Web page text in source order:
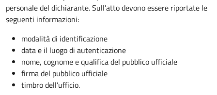
personale del dichiarante. Sull'atto devono essere riportate le
seguenti informazioni:
modalità di identificazione
data e il luogo di autenticazione
nome, cognome e qualifica del pubblico ufficiale
firma del pubblico ufficiale
timbro dell’ufficio.